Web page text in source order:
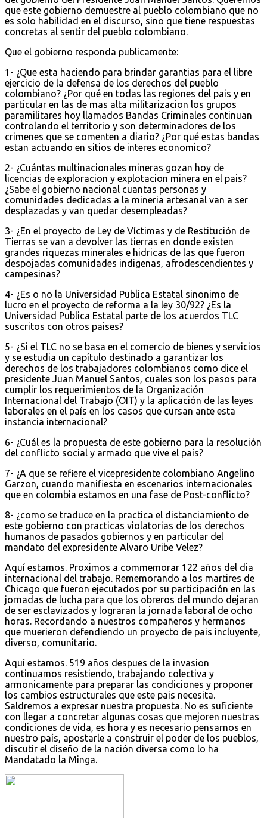
que este gobierno demuestre al pueblo colombiano que no
es solo habilidad en el discurso, sino que tiene respuestas
concretas al sentir del pueblo colombiano.
Que el gobierno responda publicamente:
1- ¿Que esta haciendo para brindar garantias para el libre
ejercicio de la defensa de los derechos del pueblo
colombiano? ¿Por qué en todas las regiones del pais y en
particular en las de mas alta militarizacion los grupos
paramilitares hoy llamados Bandas Criminales continuan
controlando el territorio y son determinadores de los
crimenes que se comenten a diario? ¿Por qué estas bandas
estan actuando en sitios de interes economico?
2- ¿Cuántas multinacionales mineras gozan hoy de
licencias de exploracion y explotacion minera en el pais?
¿Sabe el gobierno nacional cuantas personas y
comunidades dedicadas a la mineria artesanal van a ser
desplazadas y van quedar desempleadas?
3- ¿En el proyecto de Ley de Víctimas y de Restitución de
Tierras se van a devolver las tierras en donde existen
grandes riquezas minerales e hidricas de las que fueron
despojadas comunidades indigenas, afrodescendientes y
campesinas?
4- ¿Es o no la Universidad Publica Estatal sinonimo de
lucro en el proyecto de reforma a la ley 30/92? ¿Es la
Universidad Publica Estatal parte de los acuerdos TLC
suscritos con otros paises?
5- ¿Si el TLC no se basa en el comercio de bienes y servicios
y se estudia un capítulo destinado a garantizar los
derechos de los trabajadores colombianos como dice el
presidente Juan Manuel Santos, cuales son los pasos para
cumplir los requerimientos de la Organización
Internacional del Trabajo (OIT) y la aplicación de las leyes
laborales en el país en los casos que cursan ante esta
instancia internacional?
6- ¿Cuál es la propuesta de este gobierno para la resolución
del conflicto social y armado que vive el país?
7- ¿A que se refiere el vicepresidente colombiano Angelino
Garzon, cuando manifiesta en escenarios internacionales
que en colombia estamos en una fase de Post-conflicto?
8- ¿como se traduce en la practica el distanciamiento de
este gobierno con practicas violatorias de los derechos
humanos de pasados gobiernos y en particular del
mandato del expresidente Alvaro Uribe Velez?
Aquí estamos. Proximos a commemorar 122 años del dia
internacional del trabajo. Rememorando a los martires de
Chicago que fueron ejecutados por su participación en las
jornadas de lucha para que los obreros del mundo dejaran
de ser esclavizados y lograran la jornada laboral de ocho
horas. Recordando a nuestros compañeros y hermanos
que muerieron defendiendo un proyecto de pais incluyente,
diverso, comunitario.
Aquí estamos. 519 años despues de la invasion
continuamos resistiendo, trabajando colectiva y
armonicamente para preparar las condiciones y proponer
los cambios estructurales que este pais necesita.
Saldremos a expresar nuestra propuesta. No es suficiente
con llegar a concretar algunas cosas que mejoren nuestras
condiciones de vida, es hora y es necesario pensarnos en
nuestro país, apostarle a construir el poder de los pueblos,
discutir el diseño de la nación diversa como lo ha
Mandatado la Minga.